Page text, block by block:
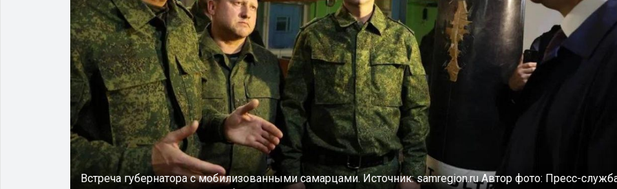
Встреча губернатора с мобилизованными самарцами.Источник:samregion.ruАвтор фото: Пресс-